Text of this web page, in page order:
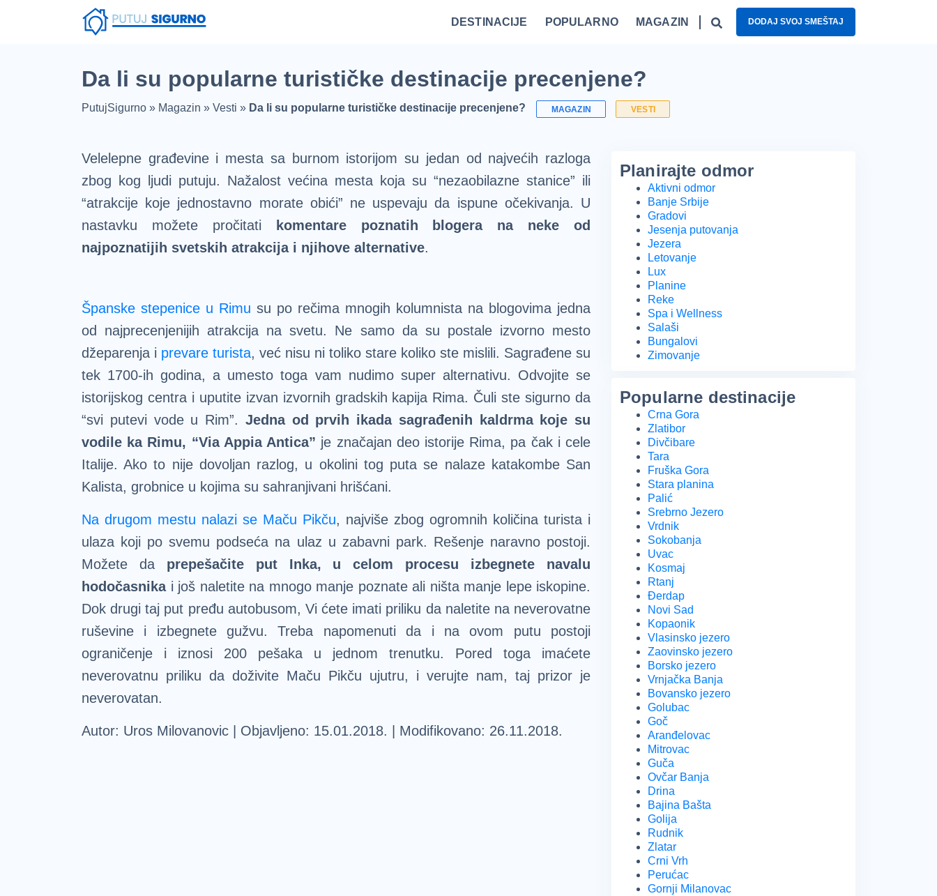
DESTINACIJE POPULARNO MAGAZIN DODAJ SVOJ SMEŠTAJ
Da li su popularne turističke destinacije precenjene?
PutujSigurno » Magazin » Vesti » Da li su popularne turističke destinacije precenjene? MAGAZIN VESTI
Velelepne građevine i mesta sa burnom istorijom su jedan od najvećih razloga
zbog kog ljudi putuju. Nažalost većina mesta koja su “nezaobilazne stanice” ili
“atrakcije koje jednostavno morate obići” ne uspevaju da ispune očekivanja. U
nastavku možete pročitati
komentare poznatih blogera na neke od
najpoznatijih svetskih atrakcija i njihove alternative.
Španske stepenice u Rimu su po rečima mnogih kolumnista na blogovima jedna
od najprecenjenijih atrakcija na svetu. Ne samo da su postale izvorno mesto
džeparenja i prevare turista, već nisu ni toliko stare koliko ste mislili. Sagrađene su
tek 1700-ih godina, a umesto toga vam nudimo super alternativu. Odvojite se
istorijskog centra i uputite izvan izvornih gradskih kapija Rima. Čuli ste sigurno da
“svi putevi vode u Rim”. Jedna od prvih ikada sagrađenih kaldrma koje su
vodile ka Rimu, “Via Appia Antica” je značajan deo istorije Rima, pa čak i cele
Italije. Ako to nije dovoljan razlog, u okolini tog puta se nalaze katakombe San
Kalista, grobnice u kojima su sahranjivani hrišćani.
Na drugom mestu nalazi se Maču Pikču, najviše zbog ogromnih količina turista i
ulaza koji po svemu podseća na ulaz u zabavni park. Rešenje naravno postoji.
Možete da prepešačite put Inka, u celom procesu izbegnete navalu
hodočasnikai još naletite na mnogo manje poznate ali ništa manje lepe iskopine.
Dok drugi taj put pređu autobusom, Vi ćete imati priliku da naletite na neverovatne
ruševine i izbegnete gužvu. Treba napomenuti da i na ovom putu postoji
ograničenje i iznosi 200 pešaka u jednom trenutku. Pored toga imaćete
neverovatnu priliku da doživite Maču Pikču ujutru, i verujte nam, taj prizor je
neverovatan.
Autor: Uros Milovanovic | Objavljeno: 15.01.2018. | Modifikovano: 26.11.2018.
Planirajte odmor
Aktivni odmor
Banje Srbije
Gradovi
Jesenja putovanja
Jezera
Letovanje
Lux
Planine
Reke
Spa i Wellness
Salaši
Bungalovi
Zimovanje
Popularne destinacije
Crna Gora
Zlatibor
Divčibare
Tara
Fruška Gora
Stara planina
Palić
Srebrno Jezero
Vrdnik
Sokobanja
Uvac
Kosmaj
Rtanj
Đerdap
Novi Sad
Kopaonik
Vlasinsko jezero
Zaovinsko jezero
Borsko jezero
Vrnjačka Banja
Bovansko jezero
Golubac
Goč
Aranđelovac
Mitrovac
Guča
Ovčar Banja
Drina
Bajina Bašta
Golija
Rudnik
Zlatar
Crni Vrh
Perućac
Gornji Milanovac